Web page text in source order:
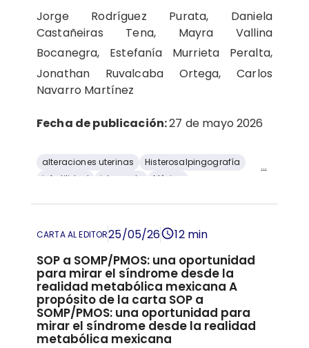
Jorge Rodríguez Purata, Daniela
Castañeiras Tena, Mayra Vallina
Bocanegra,
Estefanía Murrieta Peralta,
Jonathan Ruvalcaba Ortega,
Carlos
Navarro Martínez
Fecha de publicación:27 de mayo 2026
alteraciones uterinas
Histerosalpingografía
infertilidad
istmocele
México
...
CARTA AL EDITOR25/05/26 12 min
SOP a SOMP/PMOS: una oportunidad
para mirar el síndrome desde la
realidad metabólica mexicana A
propósito de la carta SOP a
SOMP/PMOS: una oportunidad para
mirar el síndrome desde la realidad
metabólica mexicana